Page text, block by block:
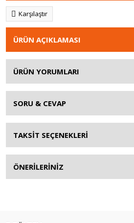
Karşılaştır
ÜRÜN AÇIKLAMASI
ÜRÜN YORUMLARI
SORU & CEVAP
TAKSİT SEÇENEKLERİ
ÖNERİLERİNİZ